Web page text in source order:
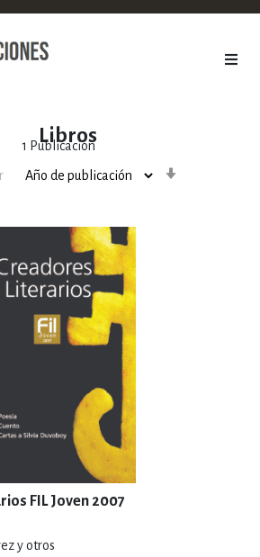
Libros
1 Publicación
FIL Joven 2007
y otros